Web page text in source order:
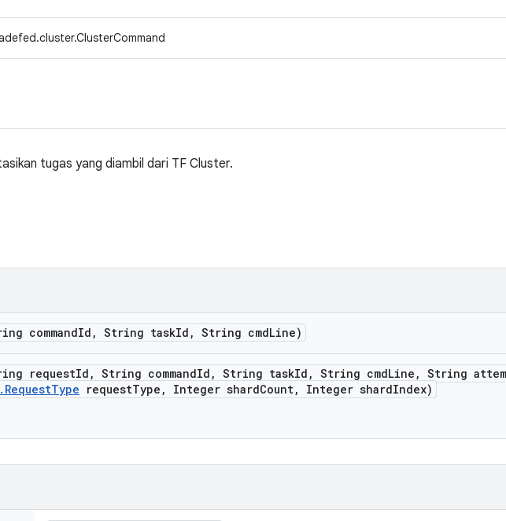
tugas yang diambil dari TF Cluster.
commandId , String taskId , String cmdLine)
requestId , String commandId , String taskId , String cmdLine , String
. RequestType requestType , Integer shardCount, Integer shardIndex)